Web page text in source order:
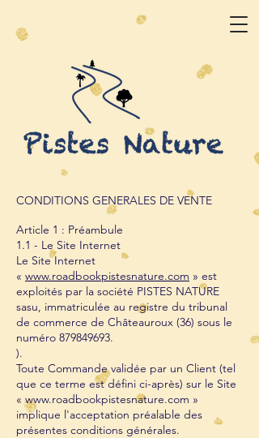
CONDITIONS GENERALES DE VENTE
Article 1 : Préambule
1.1 - Le Site Internet
Le Site Internet
« www.roadbookpistesnature.com » est
exploités par la société PISTES NATURE
sasu, immatriculée au registre du tribunal
de commerce de Châteauroux (36) sous le
numéro 879849693.
).
Toute Commande validée par un Client (tel
que ce terme est défini ci-après) sur le Site
« www.roadbookpistesnature.com »
implique l'acceptation préalable des
présentes conditions générales.